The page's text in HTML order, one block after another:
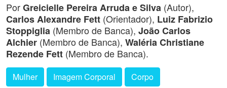
PorGreicielle Pereira Arruda e Silva (Autor),
Carlos Alexandre Fett (Orientador), Luiz Fabrizio
Stoppiglia (Membro de Banca), João Carlos
Alchier (Membro de Banca), Waléria Christiane
Rezende Fett (Membro de Banca).
Mulher Imagem Corporal Corpo